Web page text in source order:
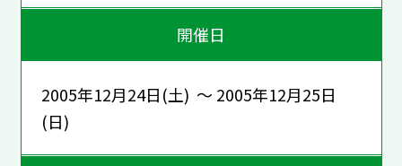
開催日
2005年12月24日(土) ～ 2005年12月25日
(日)